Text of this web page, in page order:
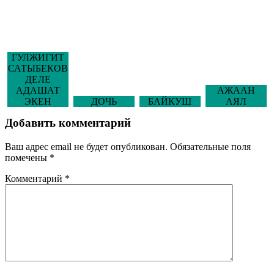
ГУЛЖИГИТ
САТЫБЕКОВ
ДЕЛЕ
АДАШАТ
ЭКЕН
ДОЧЬ БАЙКУШ
АЖААН
АЯЛ
Добавить комментарий
Ваш адрес email не будет опубликован. Обязательные поля
помечены *
Комментарий *